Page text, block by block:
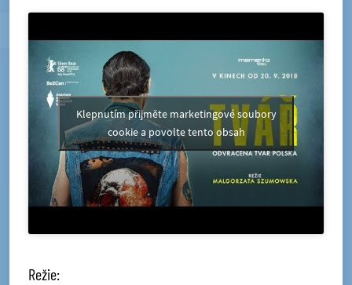
Klepnutím přijměte marketingové soubory
cookie a povolte tento obsah
Režie: